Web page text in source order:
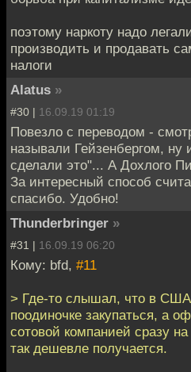
поэтому наркоту надо
производить и продавать
налоги
Alatus »
#30 | 16.09.19 01:19
Повезло с переводом -
называли Гейзенбергом, ну
сделали это"... А Дохлого
За интересный способ
спасибо. Удобно!
Thunderbringer »
#31 | 16.09.19 06:20
Кому: bfd, #11
> Где-то слышал, что в
поодиночке закупаться, а
сотовой компанией сразу
так дешевле получается.